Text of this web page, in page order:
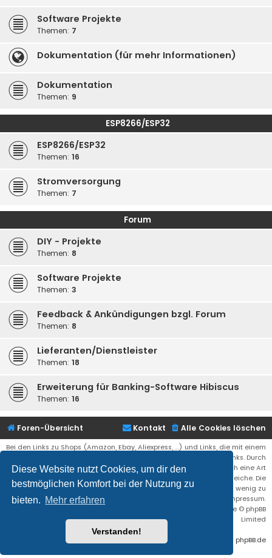
Diese Website nutzt Cookies, um dir den
bestmöglichen Komfort bei der Nutzung zu
bieten. Mehr erfahren
Verstanden!
Software Projekte
Themen: 7
Dokumentation (für mehr Informationen)
Dokumentation
Themen: 9
ESP8266/ESP32
ESP8266/ESP32
Themen: 16
Stromversorgung
Themen: 7
Forum
DIY - Projekte
Themen: 8
Software Projekte
Themen: 3
Feedback & Ankündigungen bzgl. Forum
Themen: 8
Lieferanten/Dienstleister
Themen: 18
Erweiterung für Banking-Software Hibiscus
Themen: 16
Foren-Übersicht Alle Cookies löschen
Kontakt
Bei den Links zu Shops (Amazon, Ebay, Aliexpress, ...) und Links, die mit einem
Stern (*) markiert sind, kann es sich um sogenannte Affiliate Links. Durch
den Kauf eines Produktes über einen Affiliate Link erhälte ich eine Art
Umsatzbeteiligung gutgeschrieben. Für euch bleibt der Preis der gleiche. Die
Einnahmen helfen die Hostgebühren für diese Webseite ein wenig zu
reduzieren. Siehe auch das Impressum.
® Forum Software © phpBB
Limited
Deutsche Übersetzung durch phpBB.de